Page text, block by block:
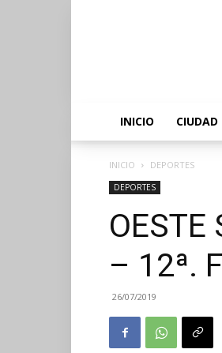
INICIO CIUDAD
INICIO DEPORTES
DEPORTES
OESTE
– 12ª.
26/07/2019